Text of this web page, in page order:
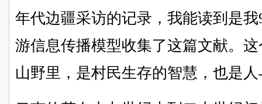
年代边疆采访的记录，我能读到是
游信息传播模型收集了这篇文献。
山野里，是村民生存的智慧，也是